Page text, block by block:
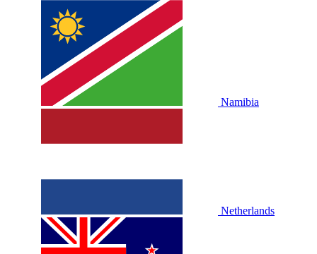
Namibia
Netherlands